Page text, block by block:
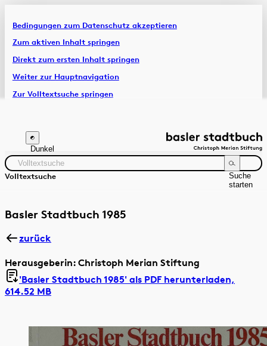
Bedingungen zum Datenschutz akzeptieren
Zum aktiven Inhalt springen
Direkt zum ersten Inhalt springen
Weiter zur Hauptnavigation
Zur Volltextsuche springen
Artikel & Dossiers
Chronik
Dunkel
Volltextsuche
Suche
starten
Zeitraum Autor:in
Basler Stadtbuch 1985
zurück
Herausgeberin: Christoph Merian Stiftung
'Basler Stadtbuch 1985' als PDF herunterladen,
614.52 MB